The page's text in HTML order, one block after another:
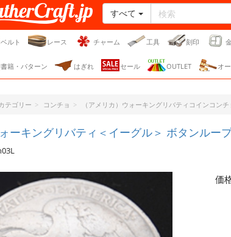
フト・ドット・
すべて
ベルト レース チャーム 工具 刻印
書籍・パターン はぎれ セール OUTLET オ
テゴリー コンチョ （アメリカ）ウォーキングリバティコインコンチ
ーキングリバティ＜イーグル＞ ボタンルー
価